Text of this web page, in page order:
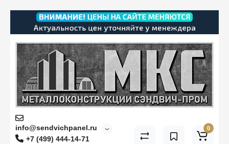
info@sendvichpanel.ru
+7 (499) 444-14-71
0